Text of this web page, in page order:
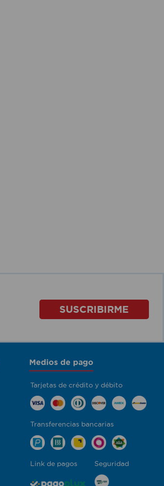
SUSCRIBIRME
Medios de pago
Tarjetas de crédito y débito
Transferencias bancarias
Link de pagos Seguridad